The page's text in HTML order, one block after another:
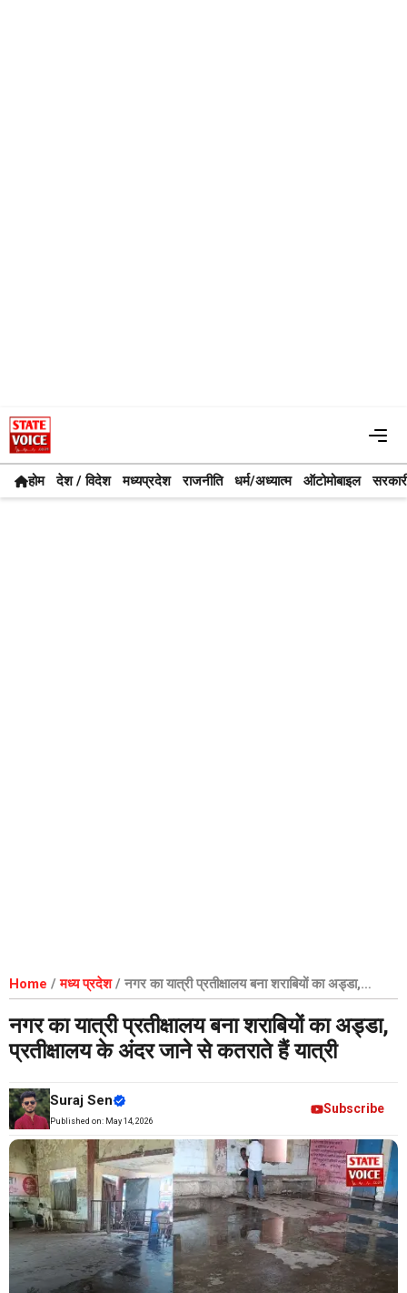
Skip
to
content
होम देश / विदेश मध्यप्रदेश राजनीति धर्म/अध्यात्म ऑटोमोबाइल
Home /मध्य प्रदेश/ नगर का यात्री प्रतीक्षालय बना शराबियों का अड्डा,
प्रतीक्षालय के अंदर जाने से कतराते हैं यात्री
नगर का यात्री प्रतीक्षालय बना शराबियों का अड्डा,
प्रतीक्षालय के अंदर जाने से कतराते हैं यात्री
Suraj Sen
Published on: May 14, 2026
Subscribe